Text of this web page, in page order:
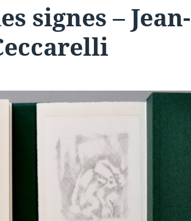
signes – Jean-